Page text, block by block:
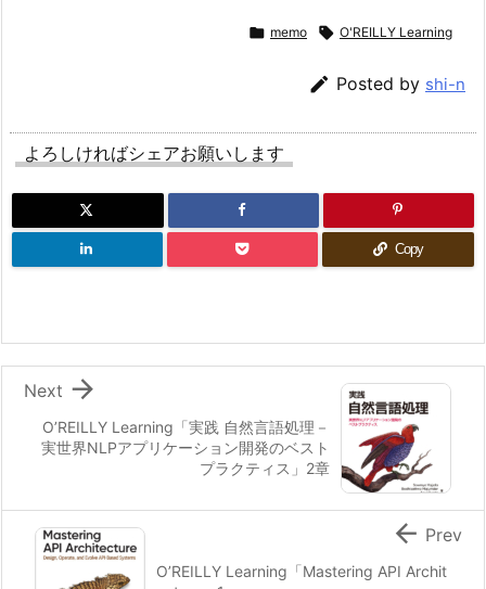
 memo  O'REILLY Learning
 Posted by shi-n
よろしければシェアお願いします
Copy
O’REILLY Learning「実践 自然言語処理－
実世界NLPアプリケーション開発のベスト
プラクティス」2章

Next
O’REILLY Learning「Mastering API Archit
 Prev